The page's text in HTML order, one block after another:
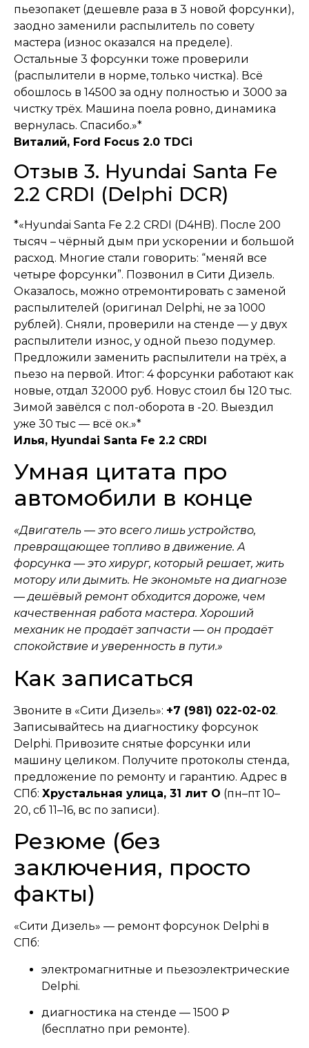
пьезопакет (дешевле раза в 3 новой форсунки),
заодно заменили распылитель по совету
мастера (износ оказался на пределе).
Остальные 3 форсунки тоже проверили
(распылители в норме, только чистка). Всё
обошлось в 14500 за одну полностью и 3000 за
чистку трёх. Машина поела ровно, динамика
вернулась. Спасибо.»*
Виталий, Ford Focus 2.0 TDCi
Отзыв 3. Hyundai Santa Fe
2.2 CRDI (Delphi DCR)
*«Hyundai Santa Fe 2.2 CRDI (D4HB). После 200
тысяч – чёрный дым при ускорении и большой
расход. Многие стали говорить: “меняй все
четыре форсунки”. Позвонил в Сити Дизель.
Оказалось, можно отремонтировать с заменой
распылителей (оригинал Delphi, не за 1000
рублей). Сняли, проверили на стенде — у двух
распылители износ, у одной пьезо подумер.
Предложили заменить распылители на трёх, а
пьезо на первой. Итог: 4 форсунки работают как
новые, отдал 32000 руб. Новус стоил бы 120 тыс.
Зимой завёлся с пол-оборота в -20. Выездил
уже 30 тыс — всё ок.»*
Илья, Hyundai Santa Fe 2.2 CRDI
Умная цитата про
автомобили в конце
«Двигатель — это всего лишь устройство,
превращающее топливо в движение. А
форсунка — это хирург, который решает, жить
мотору или дымить. Не экономьте на диагнозе
— дешёвый ремонт обходится дороже, чем
качественная работа мастера. Хороший
механик не продаёт запчасти — он продаёт
спокойствие и уверенность в пути.»
Как записаться
Звоните в «Сити Дизель»: +7 (981) 022-02-02.
Записывайтесь на диагностику форсунок
Delphi. Привозите снятые форсунки или
машину целиком. Получите протоколы стенда,
предложение по ремонту и гарантию. Адрес в
СПб: Хрустальная улица, 31 лит О (пн–пт 10–
20, сб 11–16, вс по записи).
Резюме (без
заключения, просто
факты)
«Сити Дизель» — ремонт форсунок Delphi в
СПб:
электромагнитные и пьезоэлектрические
Delphi.
диагностика на стенде — 1500 ₽
(бесплатно при ремонте).